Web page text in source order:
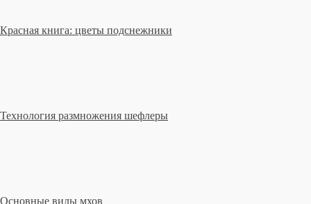
Красная книга: цветы подснежники
Технология размножения шефлеры
Основные виды мхов